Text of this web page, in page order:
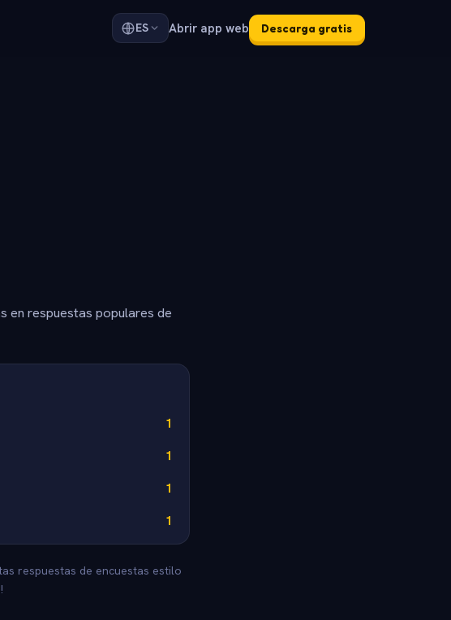
ES Abrir app web Descarga gratis
en respuestas populares de
1
1
1
1
respuestas de encuestas estilo